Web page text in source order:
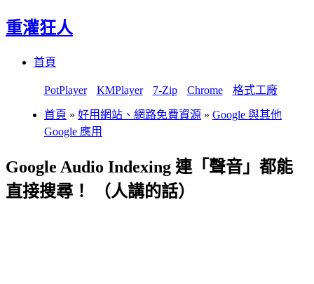
重灌狂人
首頁
PotPlayer KMPlayer 7-Zip Chrome 格式工廠
首頁 » 好用網站、網路免費資源 » Google 與其他
Google 應用
Google Audio Indexing 連「聲音」都能
直接搜尋！ （人講的話）